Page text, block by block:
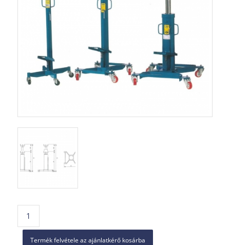
Termék felvétele az ajánlatkérő kosárba